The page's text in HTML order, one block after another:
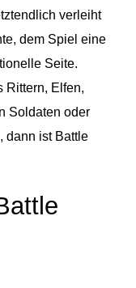
verleiht
dem Spiel eine
Seite.
Rittern, Elfen,
Soldaten oder
dann ist Battle